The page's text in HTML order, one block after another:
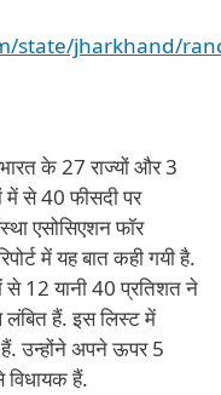
state/jharkhand/
के 27 राज्यों और 3
से 40 फीसदी पर
एसोसिएशन फॉर
में यह बात कही गयी है.
से 12 यानी 40 प्रतिशत ने
हैं. इस लिस्ट में
उन्होंने अपने ऊपर 5
विधायक हैं.